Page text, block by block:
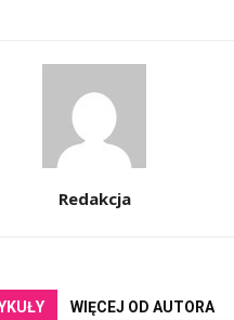
Redakcja
WIĘCEJ OD AUTORA